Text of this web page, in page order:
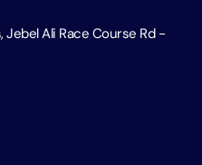
Jebel Ali Race Course Rd -